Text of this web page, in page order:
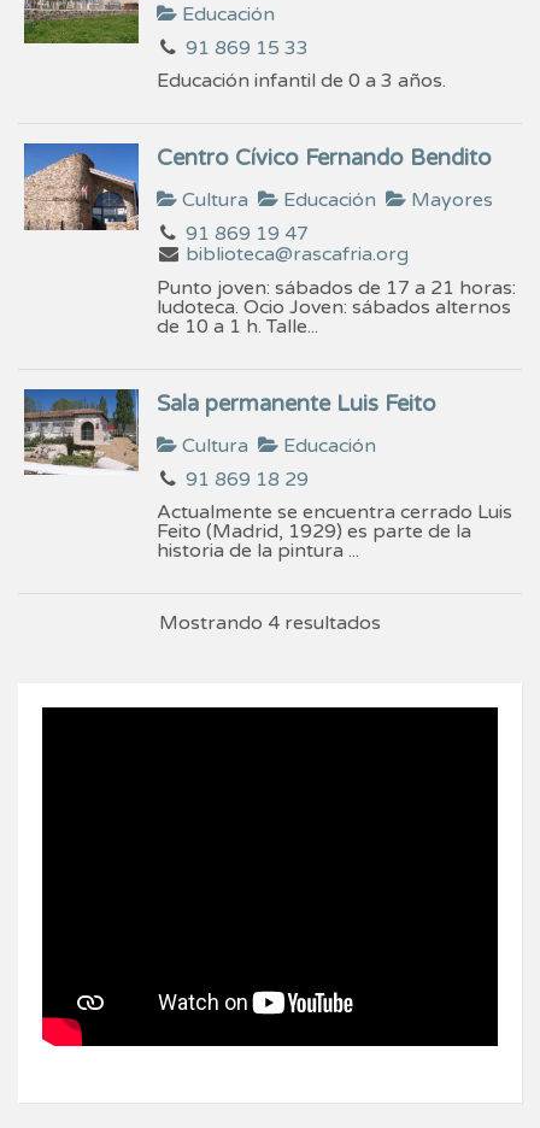
Educación
91 869 15 33
Educación infantil de 0 a 3 años.
Centro Cívico Fernando Bendito
Cultura Educación
Mayores
91 869 19 47
biblioteca@rascafria.org
Punto joven: sábados de 17 a 21 horas:
ludoteca. Ocio Joven: sábados alternos
de 10 a 1 h. Talle...
Sala permanente Luis Feito
Cultura
Educación
91 869 18 29
Actualmente se encuentra cerrado Luis
Feito (Madrid, 1929) es parte de la
historia de la pintura ...
Mostrando 4 resultados